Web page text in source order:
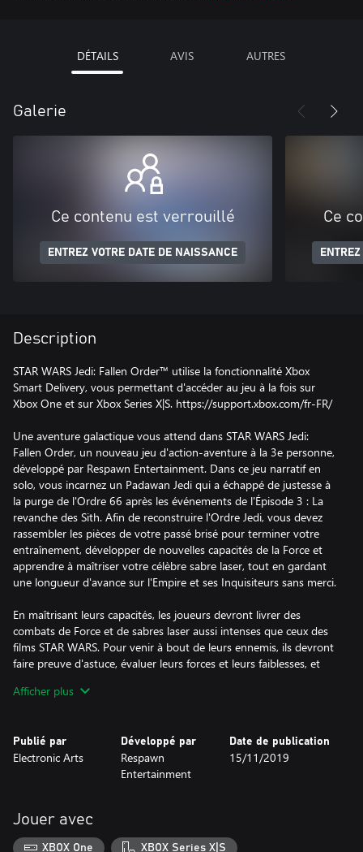
DÉTAILS AVIS AUTRES
Galerie
Ce contenu est verrouillé
ENTREZ VOTRE DATE DE NAISSANCE
Ce
Description
STAR WARS Jedi: Fallen Order™ utilise la fonctionnalité Xbox
Smart Delivery, vous permettant d'accéder au jeu à la fois sur
Xbox One et sur Xbox Series X|S. https://support.xbox.com/fr-FR/
Une aventure galactique vous attend dans STAR WARS Jedi:
Fallen Order, un nouveau jeu d'action-aventure à la 3e personne,
développé par Respawn Entertainment. Dans ce jeu narratif en
solo, vous incarnez un Padawan Jedi qui a échappé de justesse à
la purge de l'Ordre 66 après les événements de l'Épisode 3 : La
revanche des Sith. Afin de reconstruire l'Ordre Jedi, vous devez
rassembler les pièces de votre passé brisé pour terminer votre
entraînement, développer de nouvelles capacités de la Force et
apprendre à maîtriser votre célèbre sabre laser, tout en gardant
une longueur d'avance sur l'Empire et ses Inquisiteurs sans merci.
En maîtrisant leurs capacités, les joueurs devront livrer des
combats de Force et de sabres laser aussi intenses que ceux des
films STAR WARS. Pour venir à bout de leurs ennemis, ils devront
faire preuve d'astuce, évaluer leurs forces et leurs faiblesses, et
combats et résoudre les mystères qu'ils rencontreront en chemin.
équipements et des ennemis emblématiques, et découvriront de
nouveaux personnages, ainsi que des décors, des créatures, des
droïdes et des adversaires inédits dans l'univers de STAR WARS.
au cœur d'une galaxie récemment tombée aux mains de l'Empire.
Au cours de leur fuite, ils devront démontrer leur courage de Jedi,
se battre pour survivre et explorer les mystères d'une civilisation
Afficher plus
Publié par
Electronic Arts
Développé par
Respawn
Entertainment
Date de publication
15/11/2019
Jouer avec
XBOX One XBOX Series X|S